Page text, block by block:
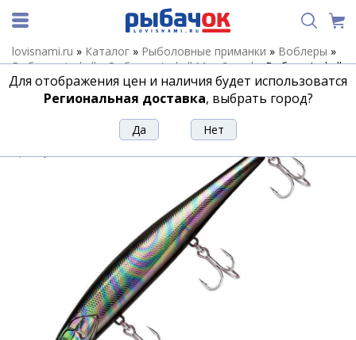
lovisnami.ru » Каталог » Рыболовные приманки » Воблеры »
Воблеры Jackall»Воблеры Jackall Mag Squad»Воблер Jackall
Mag Squad 115 SP цв. ul tamamushi
Воблер Jackall Mag Squad 115 SP цв. ul
Для отображения цен и наличия будет использоватся
Региональная доставка, выбрать город?